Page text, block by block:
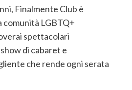
Finalmente Club è
comunità LGBTQ+
spettacolari
di cabaret e
che rende ogni serata